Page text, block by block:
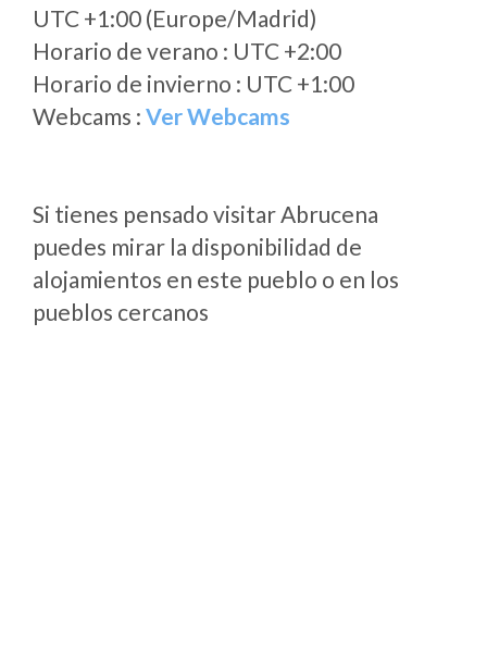
UTC +1:00 (Europe/Madrid)
Horario de verano : UTC +2:00
Horario de invierno : UTC +1:00
Webcams : Ver Webcams
Si tienes pensado visitar Abrucena
puedes mirar la disponibilidad de
alojamientos en este pueblo o en los
pueblos cercanos